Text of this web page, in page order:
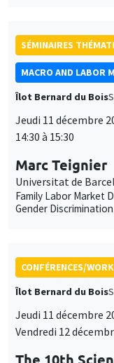
SÉMINAIRES
MACRO AND LABOR
Îlot Bernard du Bois
Jeudi 11 décembre
14:30 à 15:30
Marc Teignier
Universitat de
Family Labor Market
Gender Discrimination
CONFÉRENCES/
Îlot Bernard du Bois
Jeudi 11 décembre
Vendredi 12
The 10th